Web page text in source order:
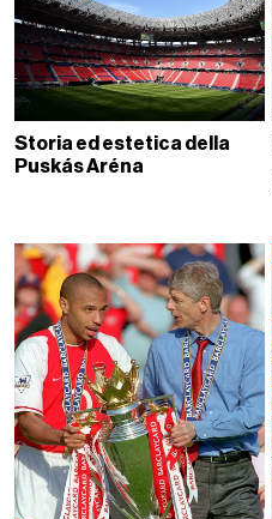
Storia ed estetica della
Puskás Aréna